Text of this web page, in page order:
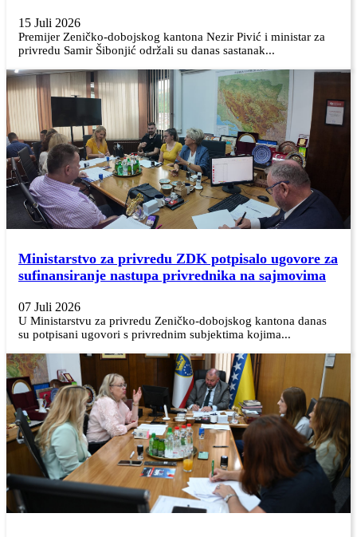
15 Juli 2026
Premijer Zeničko-dobojskog kantona Nezir Pivić i ministar za
privredu Samir Šibonjić održali su danas sastanak...
Ministarstvo za privredu ZDK potpisalo ugovore za
sufinansiranje nastupa privrednika na sajmovima
07 Juli 2026
U Ministarstvu za privredu Zeničko-dobojskog kantona danas
su potpisani ugovori s privrednim subjektima kojima...